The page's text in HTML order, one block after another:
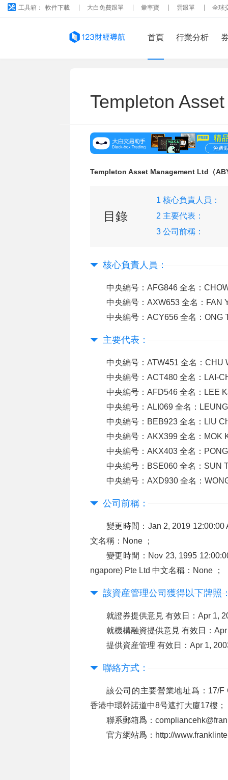
工具箱： 軟件下載 大白免費跟單 彙率寶 雲跟單 全球
首頁 行業分析
Templeton
Templeton Asset Management Ltd（
目錄
1 核心負責人員：
2 主要代表：
3 公司前稱：
核心負責人員：
中央編号：AFG846 全名：
中央編号：AXW653 全名：FAN
中央編号：ACY656 全名：ONG
主要代表：
中央編号：ATW451 全名：CHU
中央編号：ACT480 全名：LAI-
中央編号：AFD546 全名：LEE
中央編号：ALI069 全名：
中央編号：BEB923 全名：LIU
中央編号：AKX399 全名：MOK
中央編号：AKX403 全名：
中央編号：BSE060 全名：SUN
中央編号：AXD930 全名：
公司前稱：
變更時間：Jan 2, 2019 12:00:00
文名稱：None ；
變更時間：Nov 23, 1995
ngapore) Pte Ltd 中文名稱：None ；
該資産管理公司獲得以下牌照
就證券提供意見 有效日：Apr 1,
就機構融資提供意見 有效日：
提供資産管理 有效日：Apr 1,
聯絡方式：
該公司的主要營業地址爲：17/F
香港中環幹諾道中8号遮打大廈17樓；
聯系郵箱爲：
官方網站爲：http://